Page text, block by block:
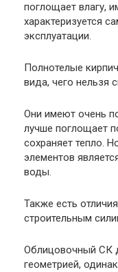
поглощает влагу,
характеризуется
эксплуатации.
Полнотелые
вида, чего нельзя
Они имеют очень
лучше поглощает
сохраняет тепло.
элементов
воды.
Также есть
строительным
Облицовочный СК
геометрией,